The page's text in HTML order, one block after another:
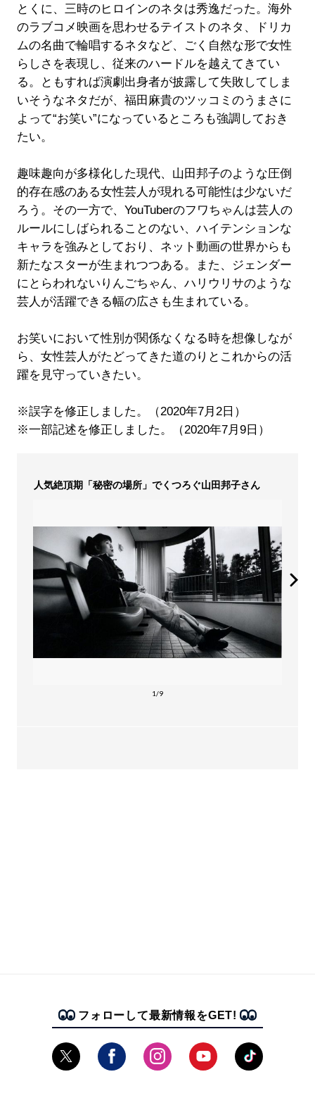
とくに、三時のヒロインのネタは秀逸だった。海外
のラブコメ映画を思わせるテイストのネタ、ドリカ
ムの名曲で輪唱するネタなど、ごく自然な形で女性
らしさを表現し、従来のハードルを越えてきてい
る。ともすれば演劇出身者が披露して失敗してしま
いそうなネタだが、福田麻貴のツッコミのうまさに
よって“お笑い”になっているところも強調しておき
たい。
趣味趣向が多様化した現代、山田邦子のような圧倒
的存在感のある女性芸人が現れる可能性は少ないだ
ろう。その一方で、YouTuberのフワちゃんは芸人の
ルールにしばられることのない、ハイテンションな
キャラを強みとしており、ネット動画の世界からも
新たなスターが生まれつつある。また、ジェンダー
にとらわれないりんごちゃん、ハリウリサのような
芸人が活躍できる幅の広さも生まれている。
お笑いにおいて性別が関係なくなる時を想像しなが
ら、女性芸人がたどってきた道のりとこれからの活
躍を見守っていきたい。
※誤字を修正しました。（2020年7月2日）
※一部記述を修正しました。（2020年7月9日）
人気絶頂期「秘密の場所」でくつろぐ山田邦子さん
1/9
フォローして最新情報をGET!